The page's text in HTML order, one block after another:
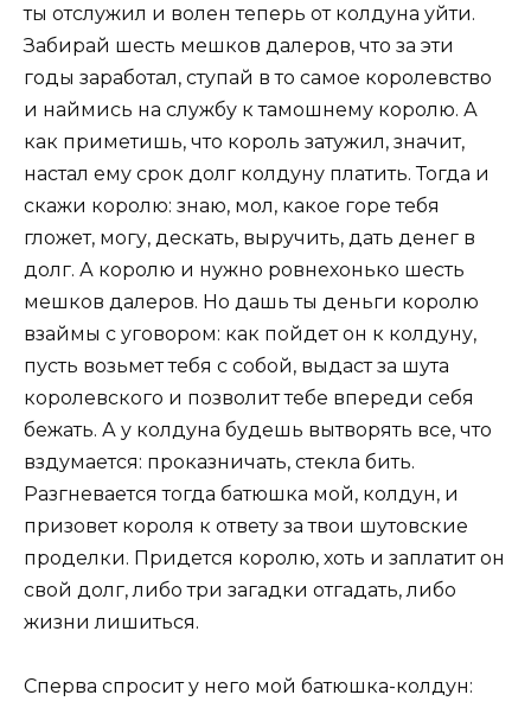
ты отслужил и волен теперь от колдуна уйти.
Забирай шесть мешков далеров, что за эти
годы заработал, ступай в то самое королевство
и наймись на службу к тамошнему королю. А
как приметишь, что король затужил, значит,
настал ему срок долг колдуну платить. Тогда и
скажи королю: знаю, мол, какое горе тебя
гложет, могу, дескать, выручить, дать денег в
долг. А королю и нужно ровнехонько шесть
мешков далеров. Но дашь ты деньги королю
взаймы с уговором: как пойдет он к колдуну,
пусть возьмет тебя с собой, выдаст за шута
королевского и позволит тебе впереди себя
бежать. А у колдуна будешь вытворять все, что
вздумается: проказничать, стекла бить.
Разгневается тогда батюшка мой, колдун, и
призовет короля к ответу за твои шутовские
проделки. Придется королю, хоть и заплатит он
свой долг, либо три загадки отгадать, либо
жизни лишиться.
Сперва спросит у него мой батюшка-колдун: